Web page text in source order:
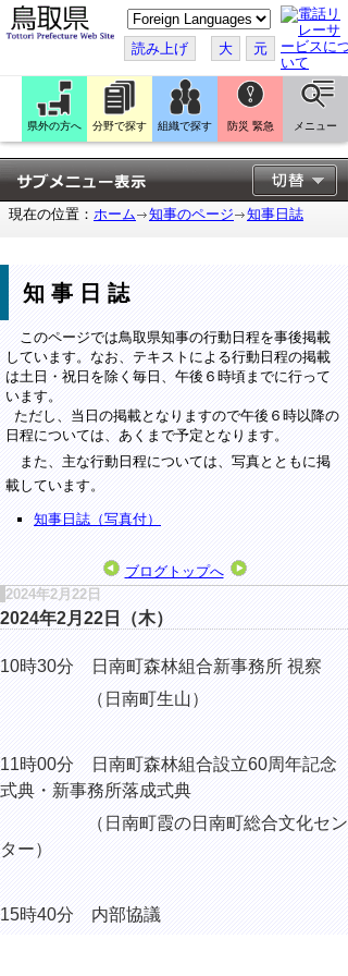
こ
の
ペ
ー
ジ
翻
訳
す
る
読み上げ 大 元
県外の方へ 分野で探す 組織で探す 防災 緊急 メニュー
現在の位置： ホーム 知事のページ 知事日誌
知事日誌
このページでは鳥取県知事の行動日程を事後掲載
しています。なお、テキストによる行動日程の掲載
は土日・祝日を除く毎日、午後６時頃までに行って
います。
ただし、当日の掲載となりますので午後６時以降の
日程については、あくまで予定となります。
また、主な行動日程については、写真とともに掲
載しています。
知事日誌（写真付）
ブログトップへ
2024年2月22日
2024年2月22日（木）
10時30分 日南町森林組合新事務所 視察
（日南町生山）
11時00分 日南町森林組合設立60周年記念
式典・新事務所落成式典
（日南町霞の日南町総合文化セン
ター）
15時40分 内部協議